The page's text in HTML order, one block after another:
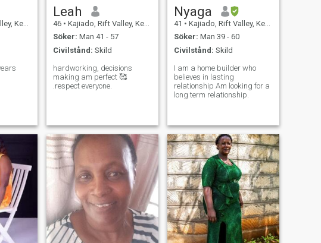
Kenya
Leah
46 • Kajiado, Rift Valley, Kenya
Söker: Man 41 - 57
Civilstånd: Skild
hardworking, decisions
making am perfect 🥰
.respect everyone.
Nyaga
41 • Kajiado, Rift Valley, Kenya
Söker: Man 39 - 60
Civilstånd: Skild
I am a home builder who
believes in lasting
relationship Am looking for a
long term relationship.